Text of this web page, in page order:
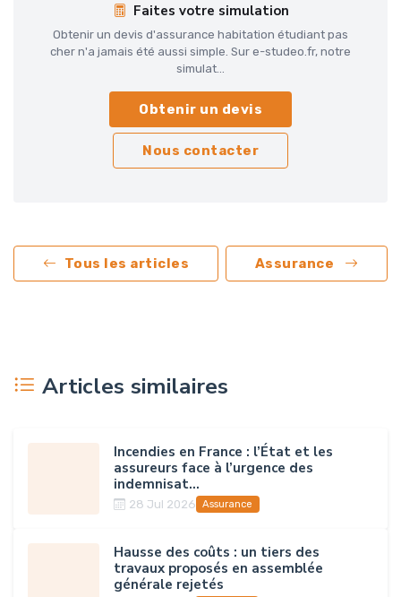
Faites votre simulation
Obtenir un devis d'assurance habitation étudiant pas
cher n'a jamais été aussi simple. Sur e-studeo.fr, notre
simulat...
Obtenir un devis
Nous contacter
Tous les articles Assurance
Articles similaires
Incendies en France : l’État et les
assureurs face à l’urgence des
indemnisat...
28 Jul 2026 Assurance
Hausse des coûts : un tiers des
travaux proposés en assemblée
générale rejetés